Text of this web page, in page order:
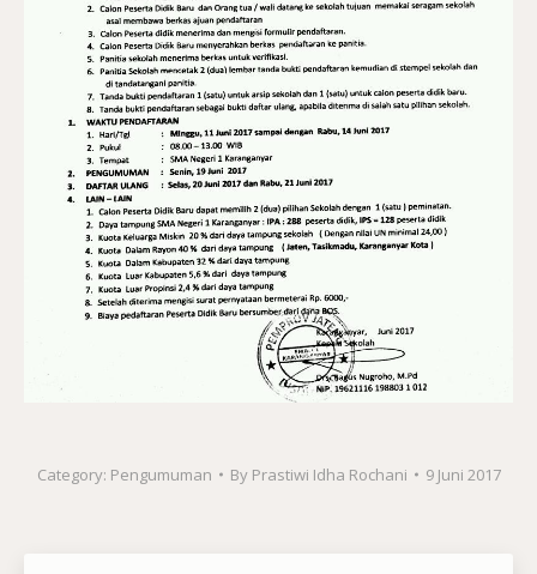
Category: Pengumuman By Prastiwi Idha Rochani 9 Juni 2017